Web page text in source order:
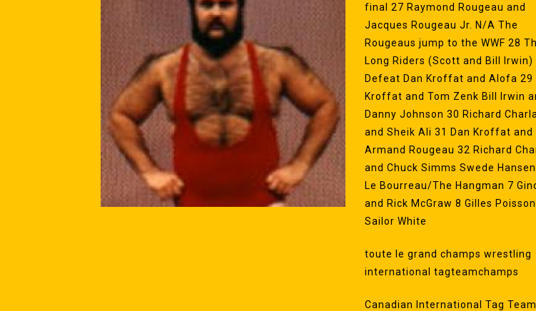
final 27 Raymond Rougeau and
Jacques Rougeau Jr. N/A The
Rougeaus jump to the WWF 28
Long Riders (Scott and Bill Irwin)
Defeat Dan Kroffat and Alofa 29
Kroffat and Tom Zenk Bill Irwin
Danny Johnson 30 Richard
and Sheik Ali 31 Dan Kroffat and
Armand Rougeau 32 Richard
and Chuck Simms Swede
Le Bourreau/The Hangman 7
and Rick McGraw 8 Gilles
Sailor White
toute le grand champs wrestling
international tagteamchamps
Canadian International Tag Team